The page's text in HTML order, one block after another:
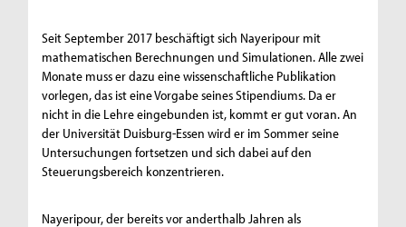
Seit September 2017 beschäftigt sich Nayeripour mit
mathematischen Berechnungen und Simulationen. Alle zwei
Monate muss er dazu eine wissenschaftliche Publikation
vorlegen, das ist eine Vorgabe seines Stipendiums. Da er
nicht in die Lehre eingebunden ist, kommt er gut voran. An
der Universität Duisburg-Essen wird er im Sommer seine
Untersuchungen fortsetzen und sich dabei auf den
Steuerungsbereich konzentrieren.
Nayeripour, der bereits vor anderthalb Jahren als